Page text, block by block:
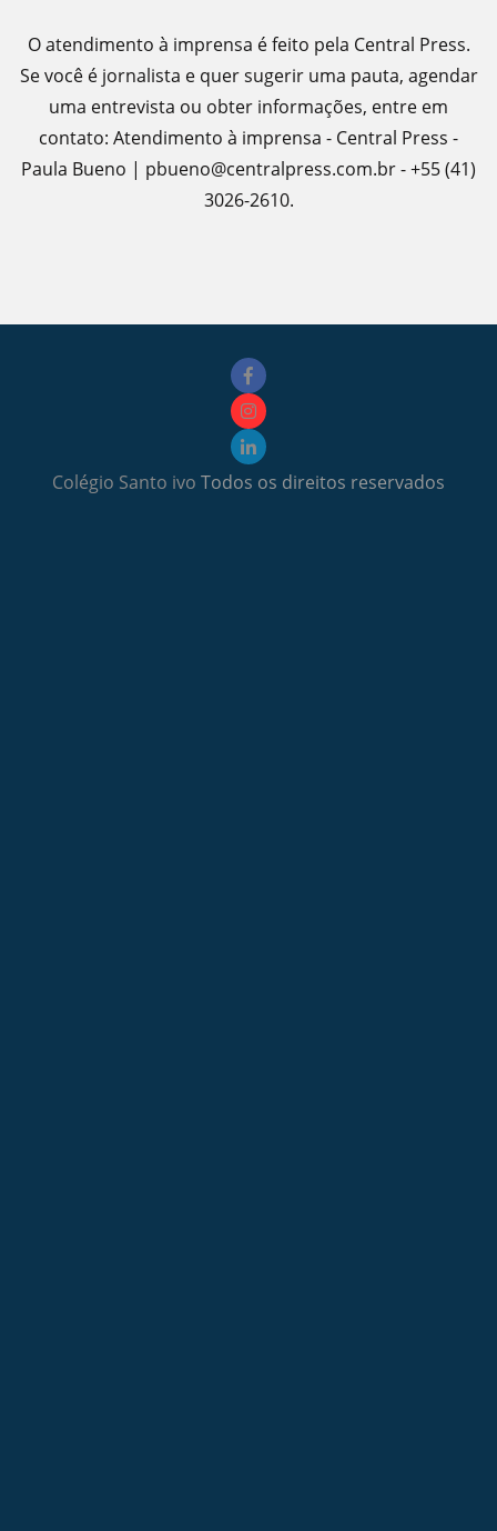
O atendimento à imprensa é feito pela Central Press.
Se você é jornalista e quer sugerir uma pauta, agendar
uma entrevista ou obter informações, entre em
contato: Atendimento à imprensa - Central Press -
Paula Bueno | pbueno@centralpress.com.br - +55 (41)
3026-2610.
Colégio Santo ivo Todos os direitos reservados